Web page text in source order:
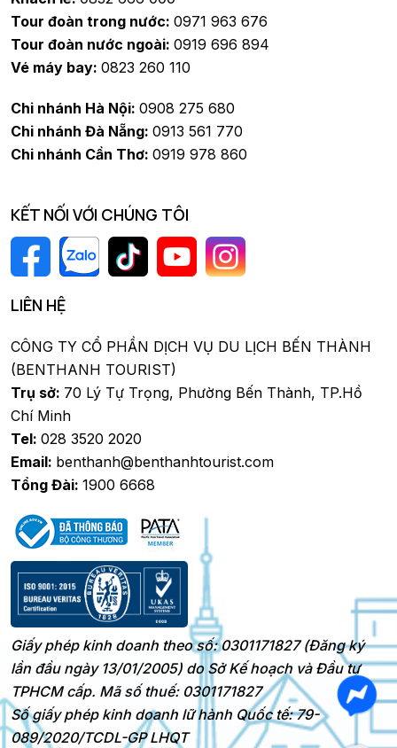
Tour đoàn trong nước: 0971 963 676
Tour đoàn nước ngoài: 0919 696 894
Vé máy bay: 0823 260 110
Chi nhánh Hà Nội: 0908 275 680
Chi nhánh Đà Nẵng: 0913 561 770
Chi nhánh Cần Thơ: 0919 978 860
KẾT NỐI VỚI CHÚNG TÔI
LIÊN HỆ
CÔNG TY CỔ PHẦN DỊCH VỤ DU LỊCH BẾN THÀNH
(BENTHANH TOURIST)
Trụ sở: 70 Lý Tự Trọng, Phường Bến Thành, TP.Hồ
Chí Minh
Tel: 028 3520 2020
Email: benthanh@benthanhtourist.com
Tổng Đài: 1900 6668
Giấy phép kinh doanh theo số: 0301171827 (Đăng ký
lần đầu ngày 13/01/2005) do Sở Kế hoạch và Đầu tư
TPHCM cấp. Mã số thuế: 0301171827
Số giấy phép kinh doanh lữ hành Quốc tế: 79-
089/2020/TCDL-GP LHQT